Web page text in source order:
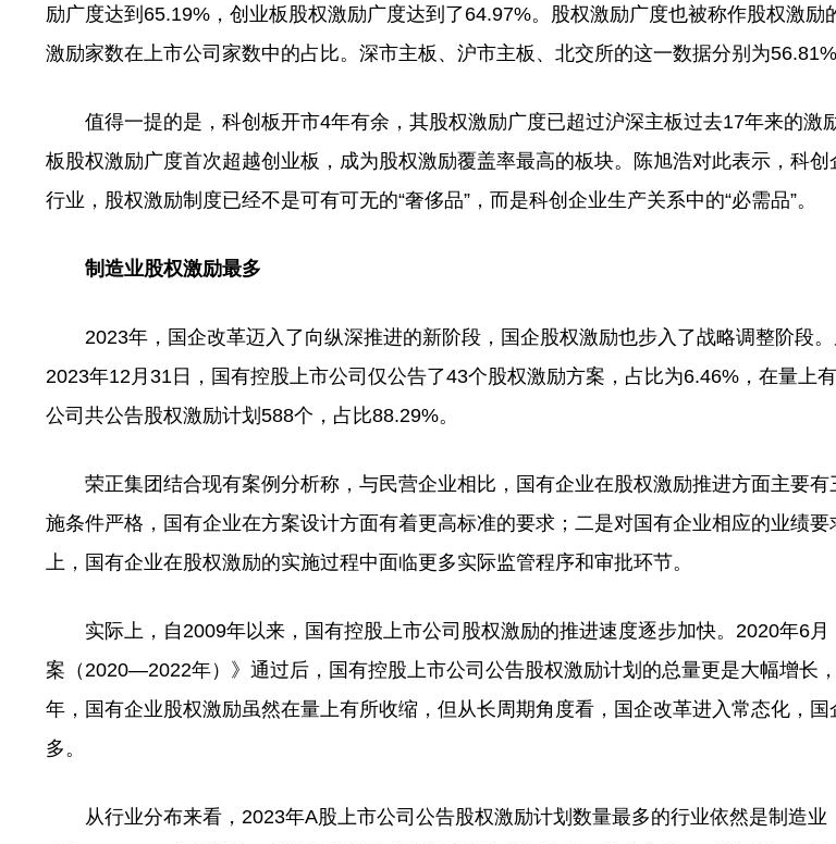
励广度达到65.19%，创业板股权激励广度达到了64.97%。股权激励广度也被称作股权激励
激励家数在上市公司家数中的占比。深市主板、沪市主板、北交所的这一数据分别为56.81%
值得一提的是，科创板开市4年有余，其股权激励广度已超过沪深主板过去17年来的激
板股权激励广度首次超越创业板，成为股权激励覆盖率最高的板块。陈旭浩对此表示，科创
行业，股权激励制度已经不是可有可无的“奢侈品”，而是科创企业生产关系中的“必需品”。
制造业股权激励最多
2023年，国企改革迈入了向纵深推进的新阶段，国企股权激励也步入了战略调整阶段。
2023年12月31日，国有控股上市公司仅公告了43个股权激励方案，占比为6.46%，在量上
公司共公告股权激励计划588个，占比88.29%。
荣正集团结合现有案例分析称，与民营企业相比，国有企业在股权激励推进方面主要有
施条件严格，国有企业在方案设计方面有着更高标准的要求；二是对国有企业相应的业绩
上，国有企业在股权激励的实施过程中面临更多实际监管程序和审批环节。
实际上，自2009年以来，国有控股上市公司股权激励的推进速度逐步加快。2020年6月
案（2020—2022年）》通过后，国有控股上市公司公告股权激励计划的总量更是大幅增长
年，国有企业股权激励虽然在量上有所收缩，但从长周期角度看，国企改革进入常态化，
多。
从行业分布来看，2023年A股上市公司公告股权激励计划数量最多的行业依然是制造业